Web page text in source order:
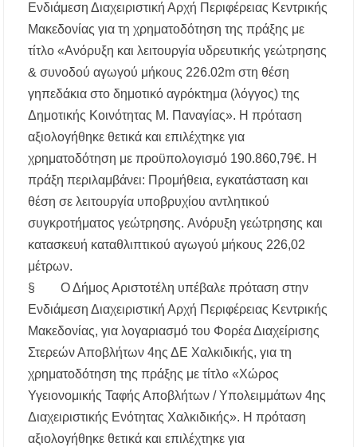
ΗΜΩΝ ΙΗΣΟΥ ΧΡΙΣΤΟΥ ΣΤΟ
ΠΛΑΤΑΝΟΧΩΡΙ ΚΑΙ ΣΤΗ ΣΑΡΑΚΗΝΑ
αναβάθμιση του Μουσικού Γυμνασίου Νέας
Προποντίδας
Δήμος Κασσάνδρας: Εντός μικροβιολογικών
ορίων το νερό στη Σίβηρη – Τέλος η
προληπτική απαγόρευση χρήσης
Ιερά Πανήγυρις: Κοιμήσεως Θεοτόκου
Πορταριάς Χαλκιδικής
Ενδιάμεση Διαχειριστική Αρχή Περιφέρειας Κεντρικής
Μακεδονίας για τη χρηματοδότηση της πράξης με
τίτλο «Ανόρυξη και λειτουργία υδρευτικής γεώτρησης
& συνοδού αγωγού μήκους 226.02m στη θέση
γηπεδάκια στο δημοτικό αγρόκτημα (λόγγος) της
Δημοτικής Κοινότητας Μ. Παναγίας». Η πρόταση
αξιολογήθηκε θετικά και επιλέχτηκε για
χρηματοδότηση με προϋπολογισμό 190.860,79€. Η
πράξη περιλαμβάνει: Προμήθεια, εγκατάσταση και
θέση σε λειτουργία υποβρυχίου αντλητικού
συγκροτήματος γεώτρησης. Aνόρυξη γεώτρησης και
κατασκευή καταθλιπτικού αγωγού μήκους 226,02
μέτρων.
§ Ο Δήμος Αριστοτέλη υπέβαλε πρόταση στην
Ενδιάμεση Διαχειριστική Αρχή Περιφέρειας Κεντρικής
Μακεδονίας, για λογαριασμό του Φορέα Διαχείρισης
Στερεών Αποβλήτων 4ης ΔΕ Χαλκιδικής, για τη
χρηματοδότηση της πράξης με τίτλο «Χώρος
Υγειονομικής Ταφής Αποβλήτων / Υπολειμμάτων 4ης
Διαχειριστικής Ενότητας Χαλκιδικής». Η πρόταση
αξιολογήθηκε θετικά και επιλέχτηκε για